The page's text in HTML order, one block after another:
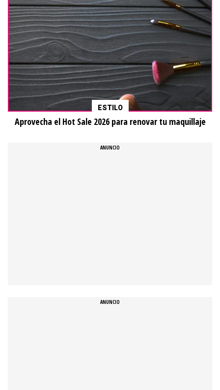
ESTILO
Aprovecha el Hot Sale 2026 para renovar tu maquillaje